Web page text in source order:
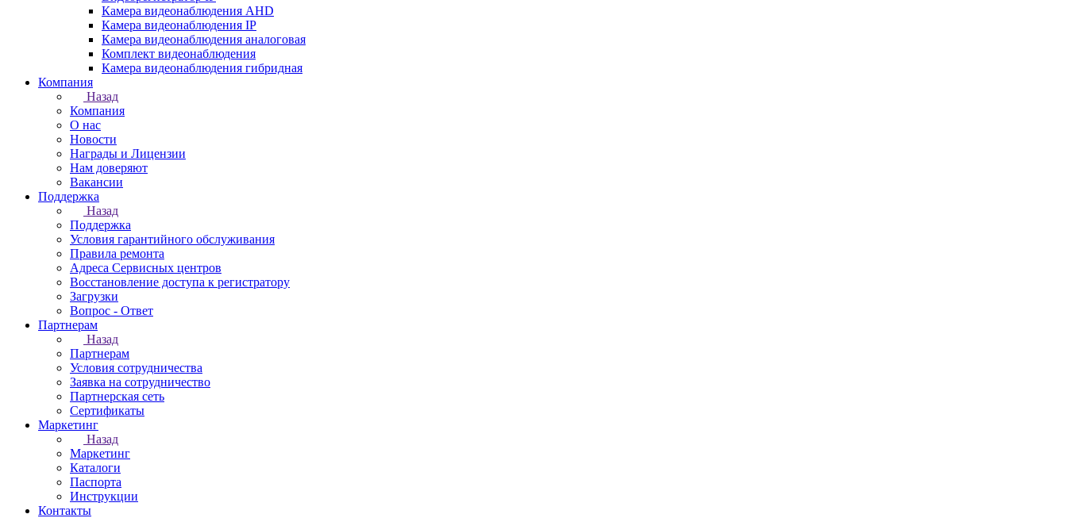
Камера видеонаблюдения AHD
Камера видеонаблюдения IP
Камера видеонаблюдения аналоговая
Комплект видеонаблюдения
Камера видеонаблюдения гибридная
Компания
Назад
Компания
О нас
Новости
Награды и Лицензии
Нам доверяют
Вакансии
Поддержка
Назад
Поддержка
Условия гарантийного обслуживания
Правила ремонта
Адреса Сервисных центров
Восстановление доступа к регистратору
Загрузки
Вопрос - Ответ
Партнерам
Назад
Партнерам
Условия сотрудничества
Заявка на сотрудничество
Партнерская сеть
Сертификаты
Маркетинг
Назад
Маркетинг
Каталоги
Паспорта
Инструкции
Контакты